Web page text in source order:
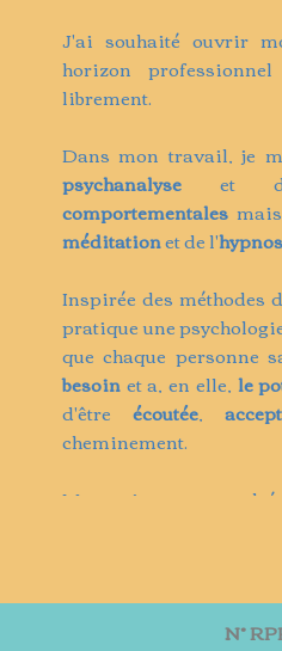
J'ai souhaité ouvrir
horizon
librement.
Dans mon travail, je
psychanalyse et
comportementales
méditationet de l'
Inspirée des méthodes
pratique une
que chaque personne
besoinet a, en elle, le
d'être écoutée,
cheminement.
Ma pratique est
N°